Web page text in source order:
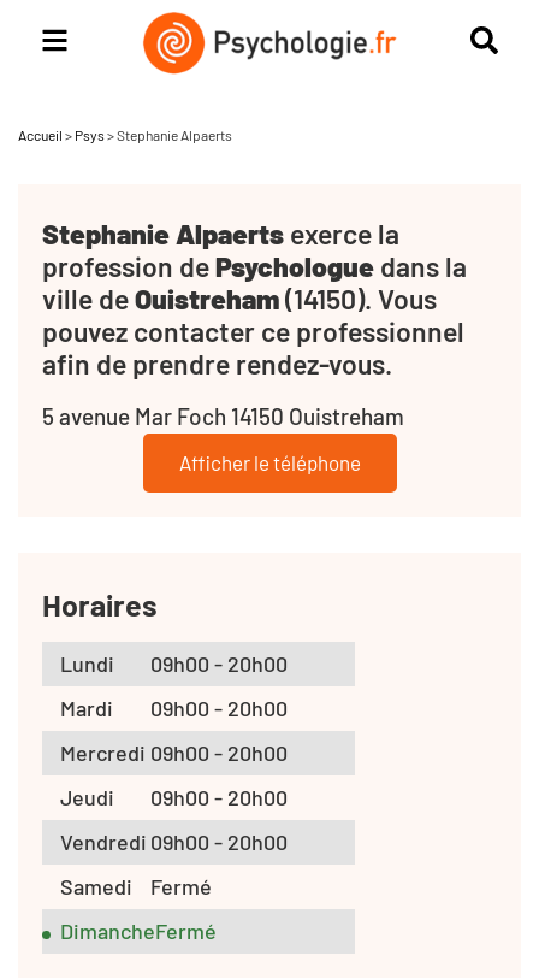
Accueil > Psys >Stephanie Alpaerts
Stephanie Alpaerts exerce la
profession dePsychologue dans la
ville deOuistreham(14150). Vous
pouvez contacter ce professionnel
afin de prendre rendez-vous.
5 avenue Mar Foch 14150 Ouistreham
Afficher le téléphone
Horaires
Lundi
09h00 - 20h00
Mardi
09h00 - 20h00
Mercredi 09h00 - 20h00
Jeudi
09h00 - 20h00
Vendredi 09h00 - 20h00
Samedi
Fermé
DimancheFermé